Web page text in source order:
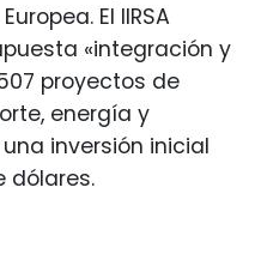
El IIRSA
«integración y
proyectos de
energía y
inversión inicial
dólares.